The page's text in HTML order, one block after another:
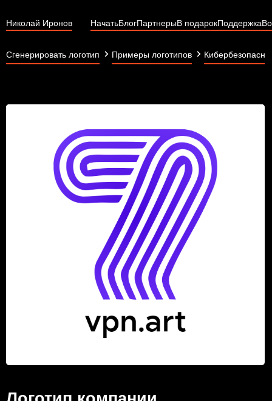
Николай Иронов НачатьБлогПартнерыВ подарокПоддержка
Сгенерировать логотип Примеры логотипов